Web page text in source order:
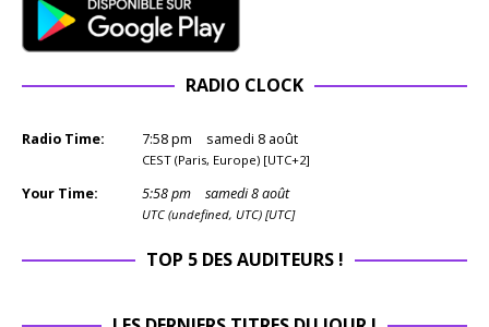
RADIO CLOCK
Radio Time: 7:58pm samedi 8 août
CEST (Paris, Europe) [UTC+2]
Your Time: 5:58pm samedi 8 août
UTC (undefined, UTC) [UTC]
TOP 5 DES AUDITEURS !